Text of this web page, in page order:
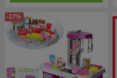
-17%